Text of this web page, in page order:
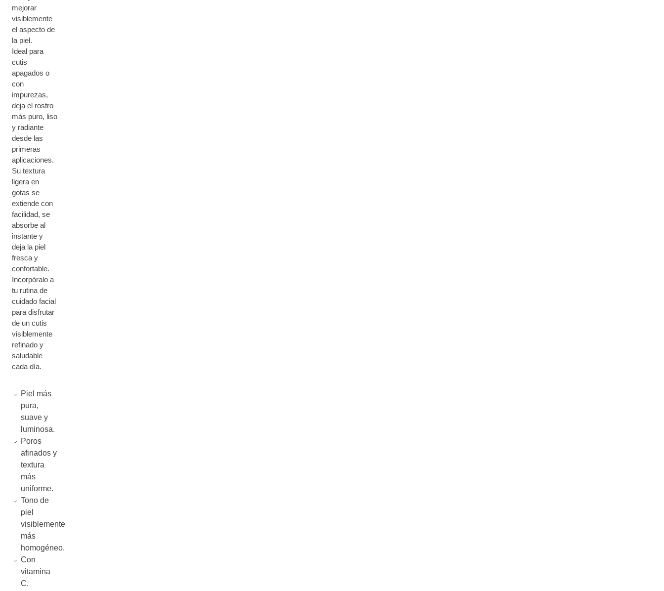
mejorar
visiblemente
el aspecto de
la piel.
Ideal para
cutis
apagados o
con
impurezas,
deja el rostro
más puro, liso
y radiante
desde las
primeras
aplicaciones.
Su textura
ligera en
gotas se
extiende con
facilidad, se
absorbe al
instante y
deja la piel
fresca y
confortable.
Incorpóralo a
tu rutina de
cuidado facial
para disfrutar
de un cutis
visiblemente
refinado y
saludable
cada día.
Piel más
pura,
suave y
luminosa.
Poros
afinados y
textura
más
uniforme.
Tono de
piel
visiblemente
más
homogéneo.
Con
vitamina
C,